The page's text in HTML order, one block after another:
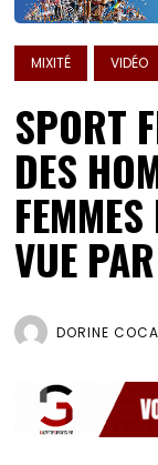
MIXITÉ VIDÉO
SPORT
DES
VUE
DORINE